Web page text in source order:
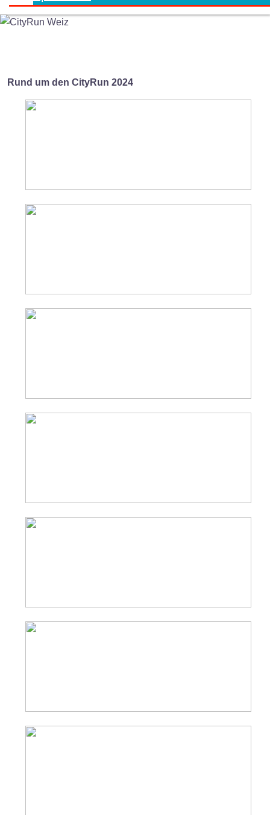
Rund um den CityRun 2024